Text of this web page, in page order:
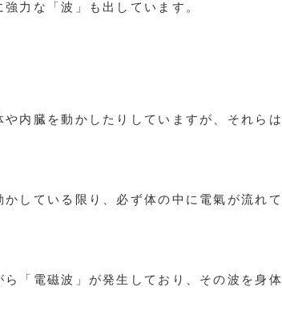
力な「波」も出しています。
内臓を動かしたりしていますが、それらは
している限り、必ず体の中に電氣が流れて
「電磁波」が発生しており、その波を身体